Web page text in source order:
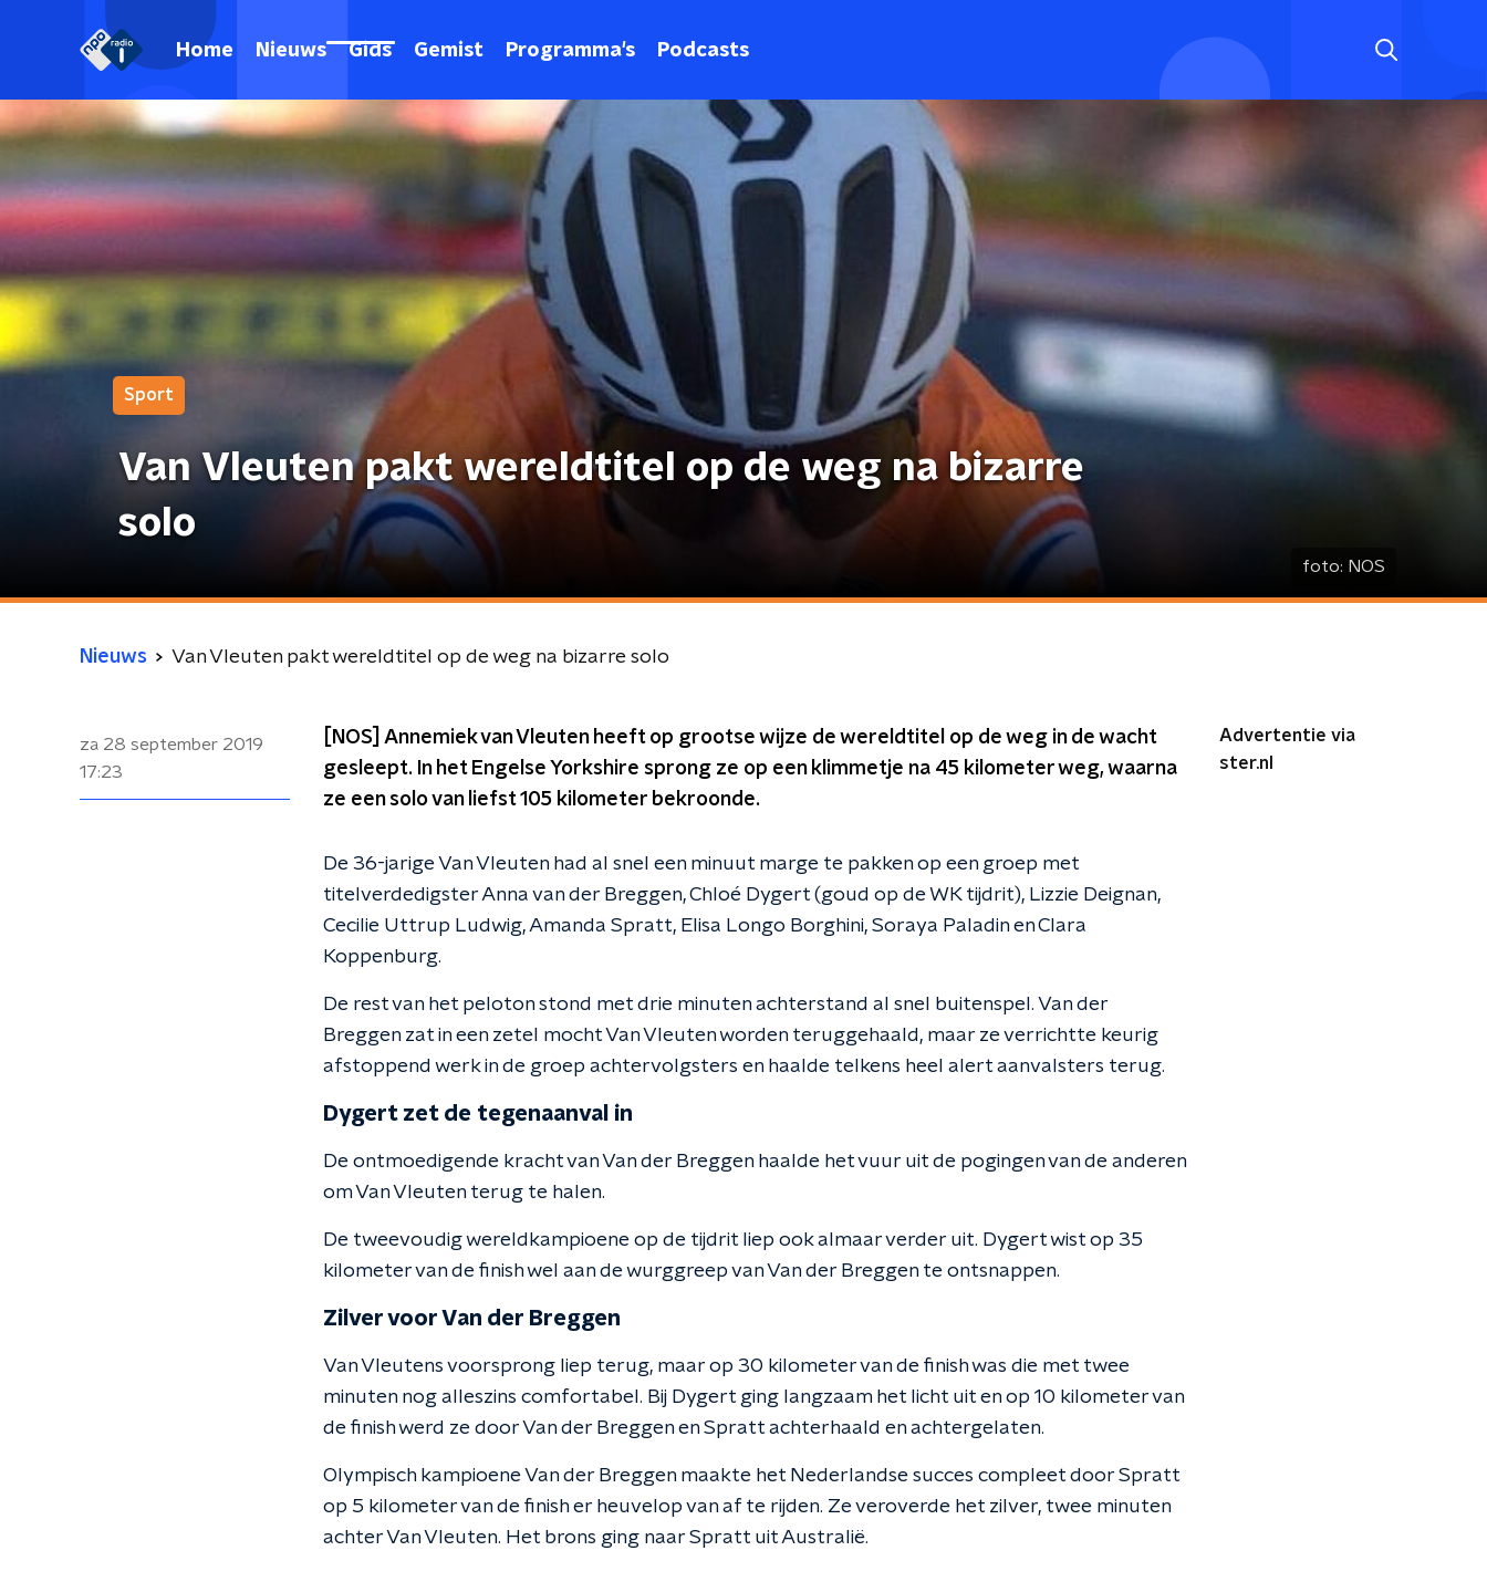
Home Nieuws Gids Gemist Programma's Podcasts
Sport
Van Vleuten pakt wereldtitel op de weg na bizarre
solo
foto: NOS
Nieuws Van Vleuten pakt wereldtitel op de weg na bizarre solo
za 28 september 2019
17:23
[NOS] Annemiek van Vleuten heeft op grootse wijze de wereldtitel op de weg in de wacht
gesleept. In het Engelse Yorkshire sprong ze op een klimmetje na 45 kilometer weg, waarna
ze een solo van liefst 105 kilometer bekroonde.
De 36-jarige Van Vleuten had al snel een minuut marge te pakken op een groep met
titelverdedigster Anna van der Breggen, Chloé Dygert (goud op de WK tijdrit), Lizzie Deignan,
Cecilie Uttrup Ludwig, Amanda Spratt, Elisa Longo Borghini, Soraya Paladin en Clara
Koppenburg.
De rest van het peloton stond met drie minuten achterstand al snel buitenspel. Van der
Breggen zat in een zetel mocht Van Vleuten worden teruggehaald, maar ze verrichtte keurig
afstoppend werk in de groep achtervolgsters en haalde telkens heel alert aanvalsters terug.
Dygert zet de tegenaanval in
De ontmoedigende kracht van Van der Breggen haalde het vuur uit de pogingen van de anderen
om Van Vleuten terug te halen.
De tweevoudig wereldkampioene op de tijdrit liep ook almaar verder uit. Dygert wist op 35
kilometer van de finish wel aan de wurggreep van Van der Breggen te ontsnappen.
Zilver voor Van der Breggen
Van Vleutens voorsprong liep terug, maar op 30 kilometer van de finish was die met twee
minuten nog alleszins comfortabel. Bij Dygert ging langzaam het licht uit en op 10 kilometer van
de finish werd ze door Van der Breggen en Spratt achterhaald en achtergelaten.
Olympisch kampioene Van der Breggen maakte het Nederlandse succes compleet door Spratt
op 5 kilometer van de finish er heuvelop van af te rijden. Ze veroverde het zilver, twee minuten
achter Van Vleuten. Het brons ging naar Spratt uit Australië.
Advertentie via
ster.nl